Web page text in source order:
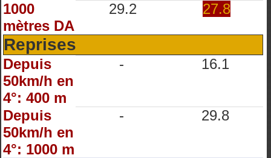
1000
mètres DA
29.2 27.8
Reprises
Depuis
50km/h en
4°: 400 m
- 16.1
Depuis
50km/h en
4°: 1000 m
- 29.8